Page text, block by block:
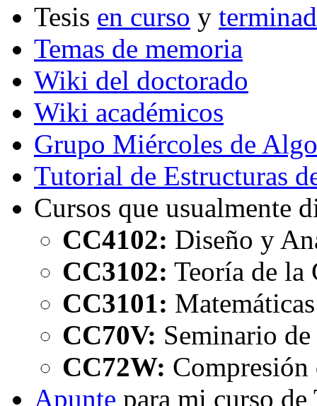
Tesis en curso y
Temas de memoria
Wiki del doctorado
Wiki académicos
Grupo Miércoles de
Tutorial de Estructuras
Cursos que usualmente
CC4102: Diseño y
CC3102: Teoría de la
CC3101:
CC70V: Seminario
CC72W: Compresión
Apunte para mi curso